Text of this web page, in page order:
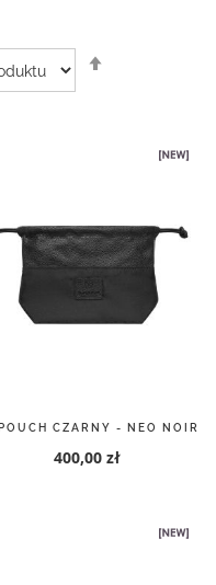
CZARNY - NEO NOIR
400,00 zł